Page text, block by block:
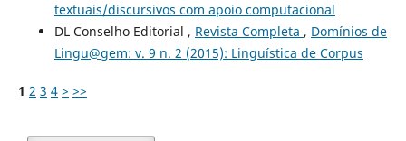
textuais/discursivos com apoio computacional
DL Conselho Editorial , Revista Completa , Domínios de
Lingu@gem: v. 9 n. 2 (2015): Linguística de Corpus
1 2 3 4 > >>